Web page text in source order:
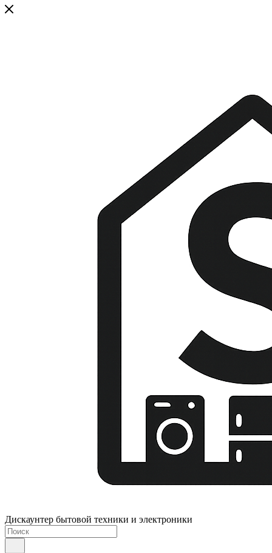
Дискаунтер бытовой техники и электроники